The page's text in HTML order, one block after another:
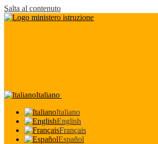
Salta al contenuto
Italiano
Italiano
English
Français
Español